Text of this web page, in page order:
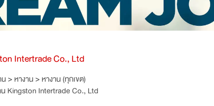
Intertrade Co., Ltd
น>หางาน>หางาน (ทุกเขต)
น Kingston Intertrade Co., Ltd